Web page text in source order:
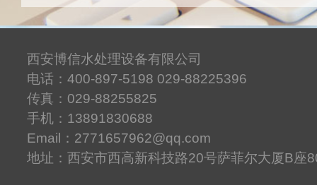
西安博信水处理设备有限公司
电话：400-897-5198 029-88225396
传真：029-88255825
手机：13891830688
Email：2771657962@qq.com
地址：西安市西高新科技路20号萨菲尔大厦B座